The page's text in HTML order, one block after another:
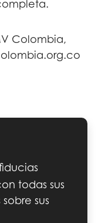
Colombia,
todas sus
sus